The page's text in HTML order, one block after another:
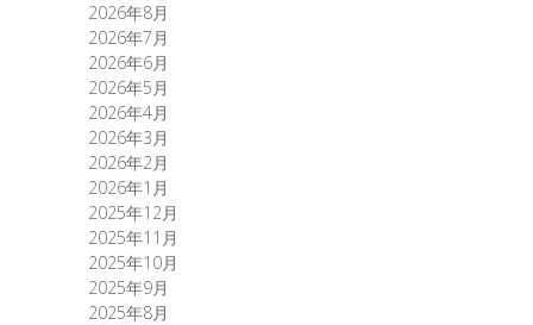
2026年8月
2026年7月
2026年6月
2026年5月
2026年4月
2026年3月
2026年2月
2026年1月
2025年12月
2025年11月
2025年10月
2025年9月
2025年8月